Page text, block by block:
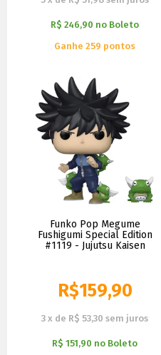
R$ 246,90 no Boleto
Ganhe 259 pontos
Funko Pop Megume
Fushigumi Special Edition
#1119 - Jujutsu Kaisen
R$159,90
3 x de R$ 53,30 sem juros
R$ 151,90 no Boleto